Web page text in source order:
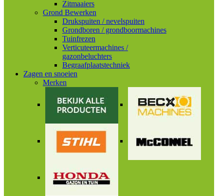
Zitmaaiers
Grond Bewerken
Drukspuiten / nevelspuiten
Grondboren / grondboormachines
Tuinfrezen
Verticuteermachines /
gazonbeluchters
Begraafplaatstechniek
Zagen en snoeien
Merken